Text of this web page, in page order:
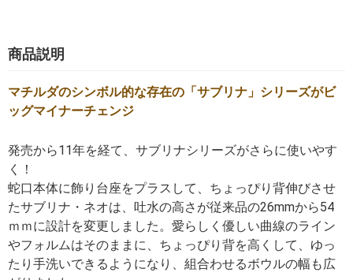
商品説明
マチルダのシンボル的な存在の「サブリナ」シリーズがビ
ッグマイナーチェンジ
発売から11年を経て、サブリナシリーズがさらに使いやす
く！
蛇口本体に飾り台座をプラスして、ちょっぴり背伸びさせ
たサブリナ・ネオは、吐水の高さが従来品の26mmから54
ｍｍに設計を変更しました。愛らしく優しい曲線のライン
やフォルムはそのままに、ちょっぴり背を高くして、ゆっ
たり手洗いできるようになり、組合わせるボウルの幅も広